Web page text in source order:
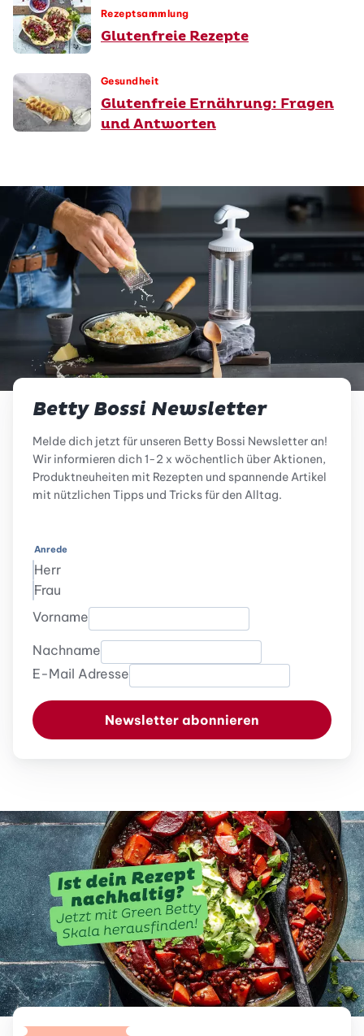
Rezeptsammlung
Glutenfreie Rezepte
Gesundheit
Glutenfreie Ernährung: Fragen
und Antworten
Betty Bossi Newsletter
Melde dich jetzt für unseren Betty Bossi Newsletter an!
Wir informieren dich 1-2 x wöchentlich über Aktionen,
Produktneuheiten mit Rezepten und spannende Artikel
mit nützlichen Tipps und Tricks für den Alltag.
Anrede
Herr
Frau
Vorname
Nachname
E-Mail Adresse
Newsletter abonnieren